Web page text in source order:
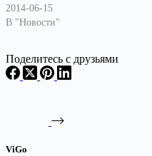
2014-06-15
В "Новости"
Поделитесь с друзьями
ViGo